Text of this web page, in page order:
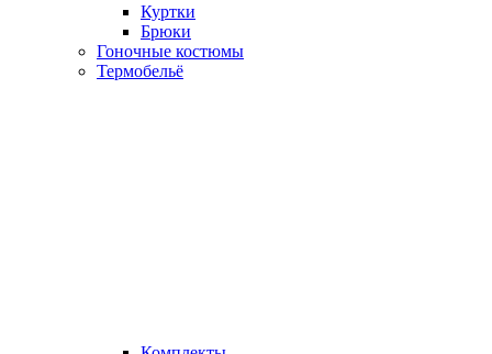
Куртки
Брюки
Гоночные костюмы
Термобельё